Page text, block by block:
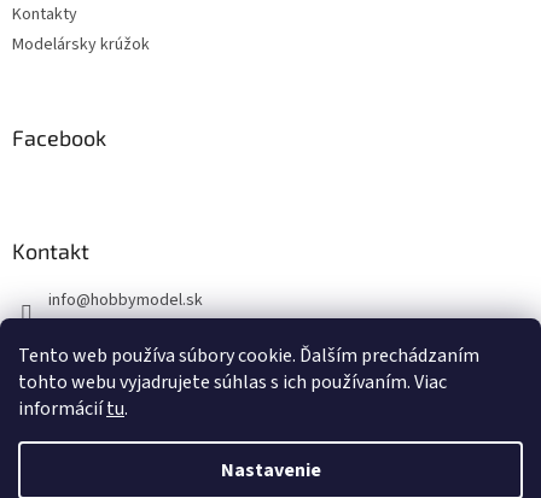
Tento web používa súbory cookie. Ďalším prechádzaním
tohto webu vyjadrujete súhlas s ich používaním. Viac
informáciítu.
Nastavenie
Kontakty
Modelársky krúžok
Facebook
Kontakt
info@hobbymodel.sk
https://www.facebook.com/skhobbymodel
Vytvoril Shoptet